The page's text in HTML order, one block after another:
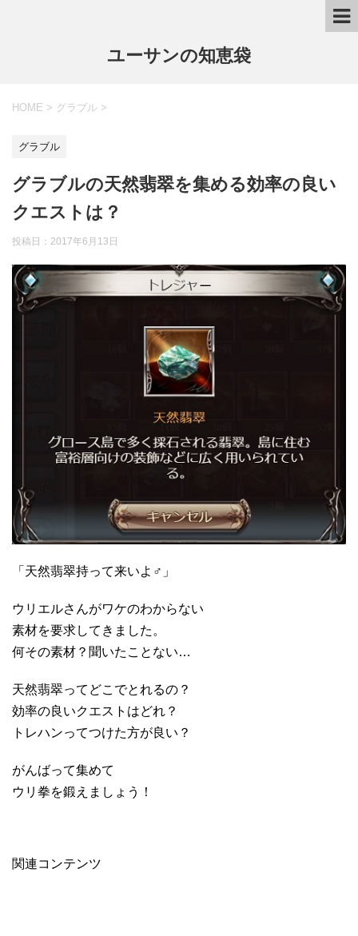
ユーサンの知恵袋
HOME > グラブル >
グラブル
グラブルの天然翡翠を集める効率の良い
クエストは？
投稿日： 2017年6月13日
「天然翡翠持って来いよ♂」
ウリエルさんがワケのわからない
素材を要求してきました。
何その素材？聞いたことない…
天然翡翠ってどこでとれるの？
効率の良いクエストはどれ？
トレハンってつけた方が良い？
がんばって集めて
ウリ拳を鍛えましょう！
関連コンテンツ